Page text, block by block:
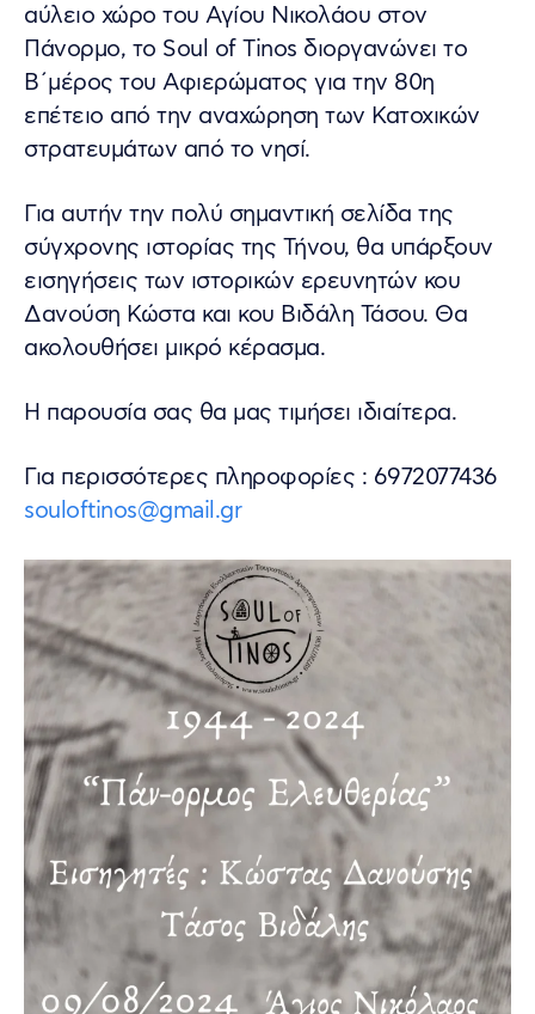
αύλειο χώρο του Αγίου Νικολάου στον
Πάνορμο, το Soul of Tinos διοργανώνει το
Β΄μέρος του Αφιερώματος για την 80η
επέτειο από την αναχώρηση των Κατοχικών
στρατευμάτων από το νησί.
Για αυτήν την πολύ σημαντική σελίδα της
σύγχρονης ιστορίας της Τήνου, θα υπάρξουν
εισηγήσεις των ιστορικών ερευνητών κου
Δανούση Κώστα και κου Βιδάλη Τάσου. Θα
ακολουθήσει μικρό κέρασμα.
Η παρουσία σας θα μας τιμήσει ιδιαίτερα.
Για περισσότερες πληροφορίες : 6972077436
souloftinos@gmail.gr